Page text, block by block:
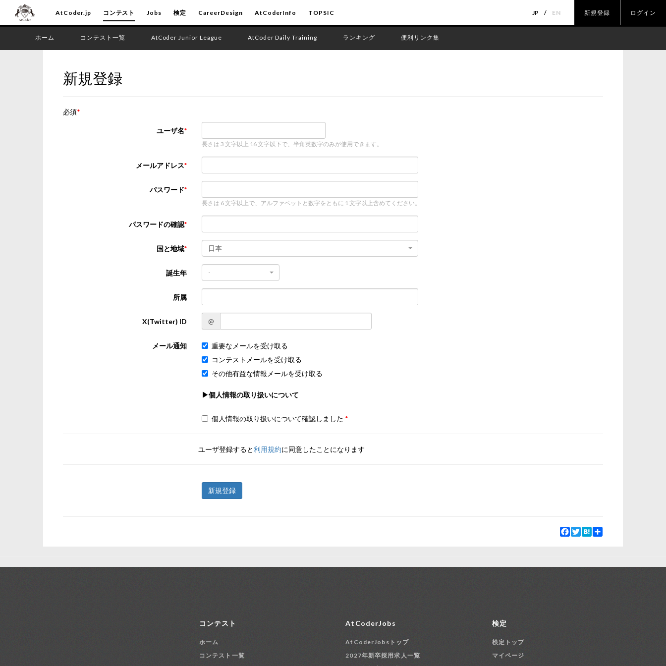
AtCoder.jp コンテスト Jobs 検定 CareerDesign AtCoderInfo TOPSIC JP EN 新規登録 ログイン
ホーム コンテスト一覧 AtCoder Junior League AtCoder Daily Training ランキング 便利リンク集
新規登録
必須
ユーザ名
長さは 3 文字以上 16 文字以下で、半角英数字のみが使用できます。
メールアドレス
パスワード
長さは 6 文字以上で、アルファベットと数字をともに 1 文字以上含めてください。
パスワードの確認
国と地域 日本
誕生年 -
所属
X(Twitter) ID @
メール通知
重要なメールを受け取る
コンテストメールを受け取る
その他有益な情報メールを受け取る
▶個人情報の取り扱いについて
個人情報の取り扱いについて確認しました
ユーザ登録すると利用規約に同意したことになります
新規登録
Facebook
Twitter
Hatena
コンテスト
ホーム
コンテスト一覧
AtCoderJobs
AtCoderJobsトップ
2027年新卒採用求人一覧
検定
検定トップ
マイページ